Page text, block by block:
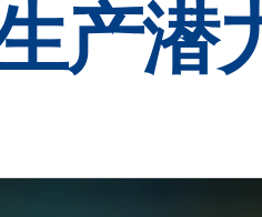
产潜